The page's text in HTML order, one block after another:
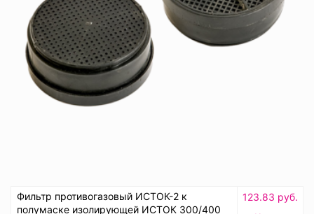
Фильтр противогазовый ИСТОК-2 к
полумаске изолирующей ИСТОК 300/400
123.83 руб.